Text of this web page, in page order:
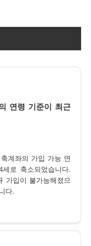
연령 기준이 최근
계좌의 가입 가능 연
로 축소되었습니다.
가입이 불가능해졌으
다.